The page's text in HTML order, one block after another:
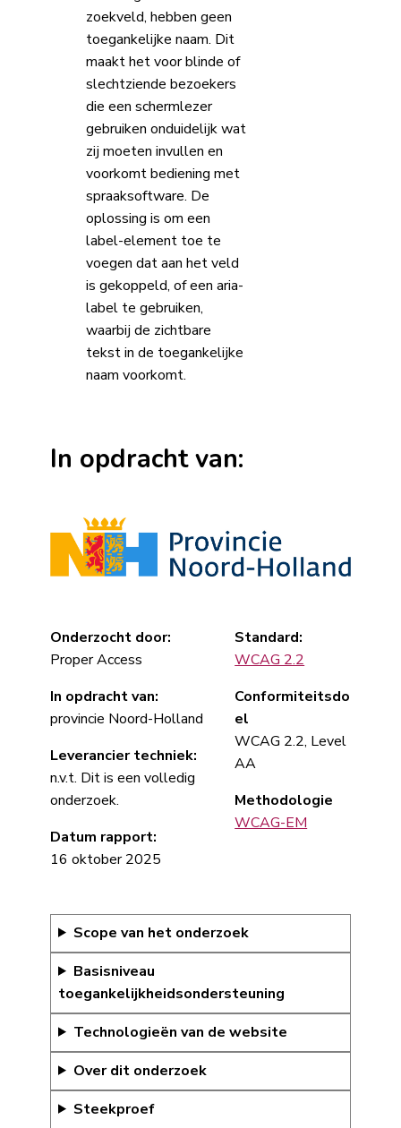
zoekveld, hebben geen
toegankelijke naam. Dit
maakt het voor blinde of
slechtziende bezoekers
die een schermlezer
gebruiken onduidelijk wat
zij moeten invullen en
voorkomt bediening met
spraaksoftware. De
oplossing is om een
label-element toe te
voegen dat aan het veld
is gekoppeld, of een aria-
label te gebruiken,
waarbij de zichtbare
tekst in de toegankelijke
naam voorkomt.
In opdracht van:
Onderzocht door:
Proper Access
In opdracht van:
provincie Noord-Holland
Leverancier techniek:
n.v.t. Dit is een volledig
onderzoek.
Datum rapport:
16 oktober 2025
Standard:
WCAG 2.2
Conformiteitsdo
el
WCAG 2.2, Level
AA
Methodologie
WCAG-EM
Scope van het onderzoek
Basisniveau
toegankelijkheidsondersteuning
Technologieën van de website
Over dit onderzoek
Steekproef